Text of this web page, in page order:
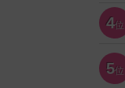
4位
5位